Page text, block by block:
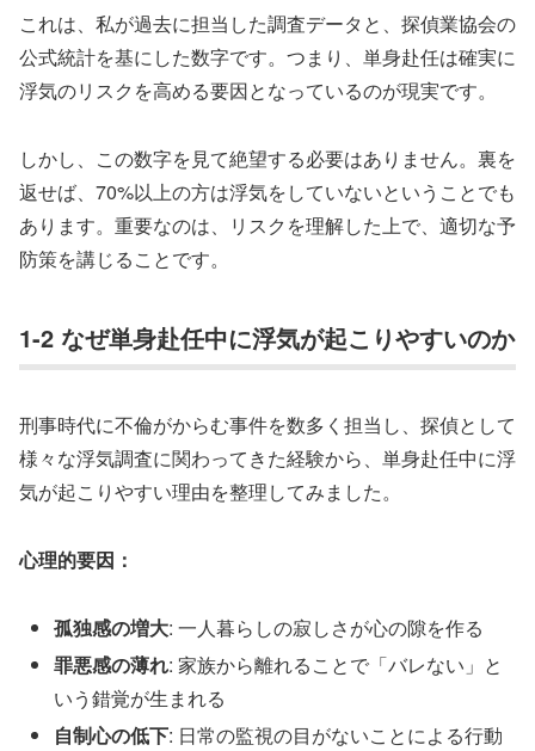
これは、私が過去に担当した調査データと、探偵業協会の
公式統計を基にした数字です。つまり、単身赴任は確実に
浮気のリスクを高める要因となっているのが現実です。
しかし、この数字を見て絶望する必要はありません。裏を
返せば、70%以上の方は浮気をしていないということでも
あります。重要なのは、リスクを理解した上で、適切な予
防策を講じることです。
1-2 なぜ単身赴任中に浮気が起こりやすいのか
刑事時代に不倫がからむ事件を数多く担当し、探偵として
様々な浮気調査に関わってきた経験から、単身赴任中に浮
気が起こりやすい理由を整理してみました。
心理的要因：
孤独感の増大: 一人暮らしの寂しさが心の隙を作る
罪悪感の薄れ: 家族から離れることで「バレない」と
いう錯覚が生まれる
自制心の低下: 日常の監視の目がないことによる行動